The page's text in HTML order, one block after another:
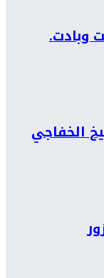
وبادت.
الخفاجي